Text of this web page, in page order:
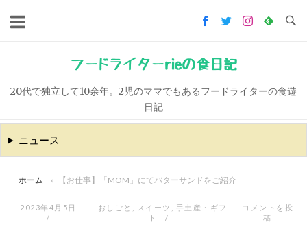
キ
ッ
フードライターrieの食日記
20代で独立して10余年。2児のママでもあるフードライターの食遊
日記
ニュース
ホーム » 【お仕事】「MOM」にてバターサンドをご紹介
2023年4月5日 おしごと スイーツ
手土産・ギフ
ト
コメントを投
稿